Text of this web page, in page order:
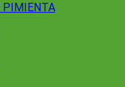
PIMIENTA